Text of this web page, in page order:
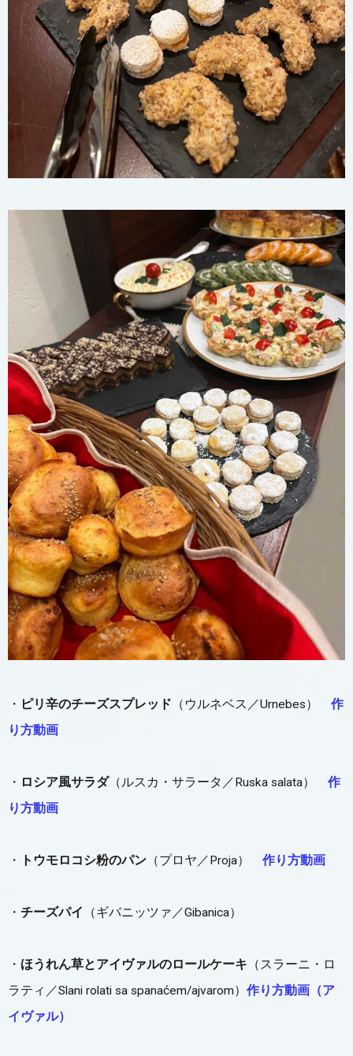
・ ピリ辛のチーズスプレッド （ウルネベス／Urnebes） 作
り方動画
・ ロシア風サラダ（ルスカ・サラータ／Ruska salata） 作
り方動画
・ トウモロコシ粉のパン （プロヤ／Proja） 作り方動画
・ チーズパイ （ギバニッツァ／Gibanica）
・ ほうれん草とアイヴァルのロールケーキ （スラーニ・ロ
ラティ／Slani rolati sa spanaćem/ajvarom） 作り方動画（ア
イヴァル）